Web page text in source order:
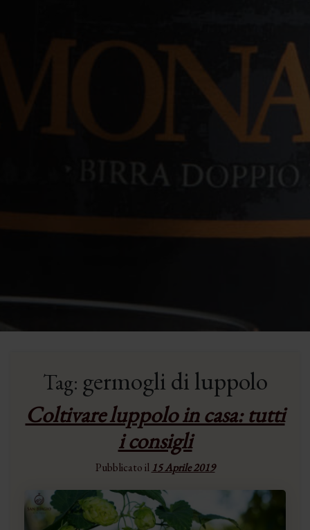
Tag: germogli di luppolo
Coltivare luppolo in casa: tutti
i consigli
Pubblicato il 15 Aprile 2019